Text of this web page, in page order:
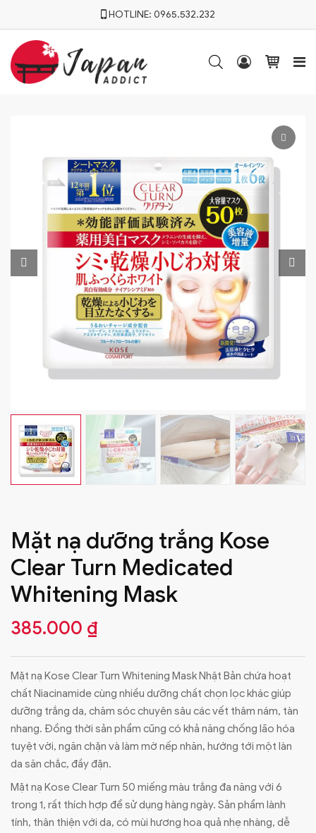
HOTLINE: 0965.532.232
  
Mặt nạ dưỡng trắng Kose
Clear Turn Medicated
Whitening Mask
385.000 ₫
Mặt nạ Kose Clear Turn Whitening Mask Nhật Bản chứa hoạt
chất Niacinamide cùng nhiều dưỡng chất chọn lọc khác giúp
dưỡng trắng da, chăm sóc chuyên sâu các vết thâm nám, tàn
nhang. Đồng thời sản phẩm cũng có khả năng chống lão hóa
tuyệt vời, ngăn chặn và làm mờ nếp nhăn, hướng tới một làn
da săn chắc, đầy đặn.
Mặt nạ Kose Clear Turn 50 miếng màu trắng đa năng với 6
trong 1, rất thích hợp để sử dụng hàng ngày. Sản phẩm lành
tính, thân thiện với da, có mùi hương hoa quả nhẹ nhàng, dễ